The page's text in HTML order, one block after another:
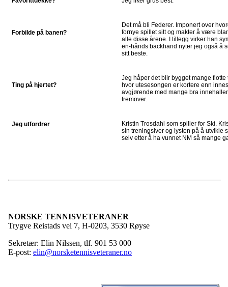
Forbilde på banen?
Det må bli Federer. Imponert over
fornye spillet sitt og makter å være
alle disse årene. I tillegg virker han
en-hånds backhand nyter jeg også å
sitt beste.
Ting på hjertet?
Jeg håper det blir bygget mange
hvor utesesongen er kortere enn
avgjørende med mange bra
fremover.
Jeg utfordrer
Kristin Trosdahl som spiller for Ski.
sin treningsiver og lysten på å utvikle
selv etter å ha vunnet NM så mange
NORSKE TENNISVETERANER
Trygve Reistads vei 7, H-0203, 3530 Røyse
Sekretær: Elin Nilssen, tlf. 901 53 000
E-post: elin@norsketennisveteraner.no